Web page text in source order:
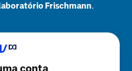
Frischmann.
conta